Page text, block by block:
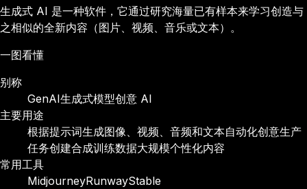
生成式 AI 是一种软件，它通过研究海量已有样本来学习创造与
之相似的全新内容（图片、视频、音乐或文本）。
一图看懂
别称
GenAI生成式模型创意 AI
主要用途
根据提示词生成图像、视频、音频和文本自动化创意生产
任务创建合成训练数据大规模个性化内容
常用工具
MidjourneyRunwayStable